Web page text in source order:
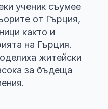
ученик съумее
от Гърция,
както и
на Гърция.
житейски
за бъдеща